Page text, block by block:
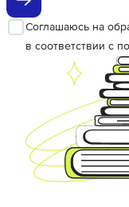
Соглашаюсь на
в соответствии с